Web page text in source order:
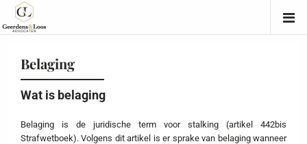
Belaging
Wat is belaging
Belaging is de juridische term voor stalking (artikel 442bis
Strafwetboek). Volgens dit artikel is er sprake van belaging wanneer